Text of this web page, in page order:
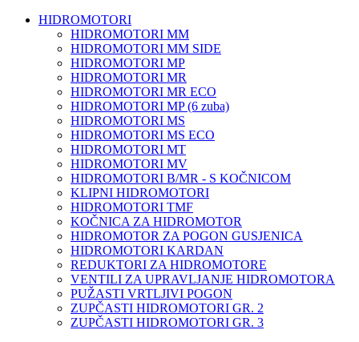
HIDROMOTORI
HIDROMOTORI MM
HIDROMOTORI MM SIDE
HIDROMOTORI MP
HIDROMOTORI MR
HIDROMOTORI MR ECO
HIDROMOTORI MP (6 zuba)
HIDROMOTORI MS
HIDROMOTORI MS ECO
HIDROMOTORI MT
HIDROMOTORI MV
HIDROMOTORI B/MR - S KOČNICOM
KLIPNI HIDROMOTORI
HIDROMOTORI TMF
KOČNICA ZA HIDROMOTOR
HIDROMOTOR ZA POGON GUSJENICA
HIDROMOTORI KARDAN
REDUKTORI ZA HIDROMOTORE
VENTILI ZA UPRAVLJANJE HIDROMOTORA
PUŽASTI VRTLJIVI POGON
ZUPČASTI HIDROMOTORI GR. 2
ZUPČASTI HIDROMOTORI GR. 3